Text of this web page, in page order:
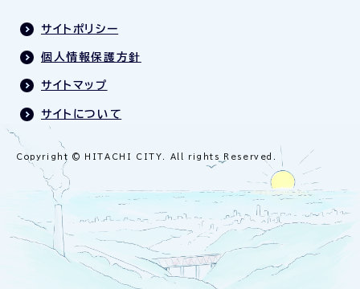
サイトポリシー
個人情報保護方針
サイトマップ
サイトについて
Copyright © HITACHI CITY. All rights Reserved.